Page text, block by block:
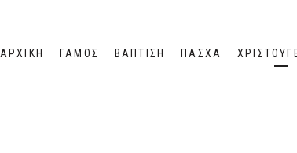
ΑΡΧΙΚΉ ΓΑΜΟΣ ΒΑΠΤΙΣΗ ΠΆΣΧΑ